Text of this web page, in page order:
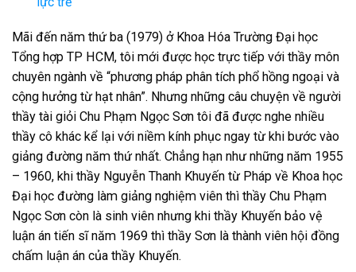
Mãi đến năm thứ ba (1979) ở Khoa Hóa Trường Đại học
Tổng hợp TP HCM, tôi mới được học trực tiếp với thầy môn
chuyên ngành về “phương pháp phân tích phổ hồng ngoại và
cộng hưởng từ hạt nhân”. Nhưng những câu chuyện về người
thầy tài giỏi Chu Phạm Ngọc Sơn tôi đã được nghe nhiều
thầy cô khác kể lại với niềm kính phục ngay từ khi bước vào
giảng đường năm thứ nhất. Chẳng hạn như những năm 1955
– 1960, khi thầy Nguyễn Thanh Khuyến từ Pháp về Khoa học
Đại học đường làm giảng nghiệm viên thì thầy Chu Phạm
Ngọc Sơn còn là sinh viên nhưng khi thầy Khuyến bảo vệ
luận án tiến sĩ năm 1969 thì thầy Sơn là thành viên hội đồng
chấm luận án của thầy Khuyến.